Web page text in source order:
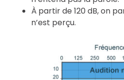
À partir de 120 dB, on
n’est perçu.